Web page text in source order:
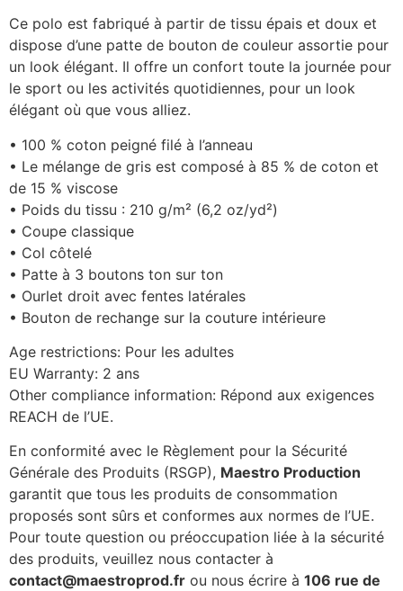
Ce polo est fabriqué à partir de tissu épais et doux et
dispose d’une patte de bouton de couleur assortie pour
un look élégant. Il offre un confort toute la journée pour
le sport ou les activités quotidiennes, pour un look
élégant où que vous alliez.
• 100 % coton peigné filé à l’anneau
• Le mélange de gris est composé à 85 % de coton et
de 15 % viscose
• Poids du tissu : 210 g/m² (6,2 oz/yd²)
• Coupe classique
• Col côtelé
• Patte à 3 boutons ton sur ton
• Ourlet droit avec fentes latérales
• Bouton de rechange sur la couture intérieure
Age restrictions: Pour les adultes
EU Warranty: 2 ans
Other compliance information: Répond aux exigences
REACH de l’UE.
En conformité avec le Règlement pour la Sécurité
Générale des Produits (RSGP), Maestro Production
garantit que tous les produits de consommation
proposés sont sûrs et conformes aux normes de l’UE.
Pour toute question ou préoccupation liée à la sécurité
des produits, veuillez nous contacter à
contact@maestroprod.fr ou nous écrire à 106 rue de